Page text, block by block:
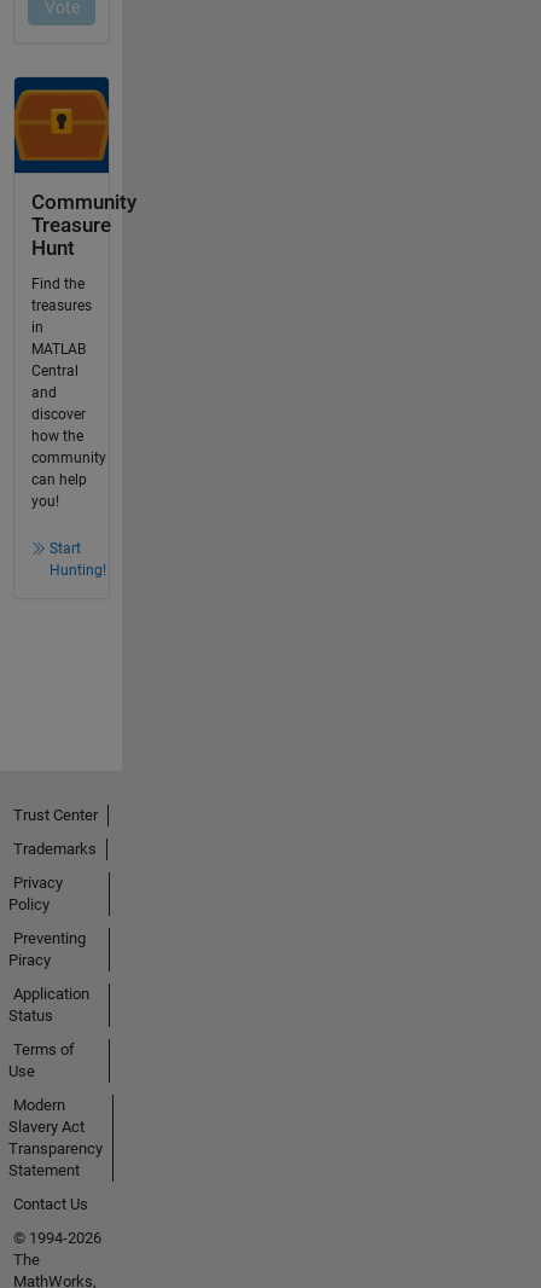
Community
Treasure
Hunt
Find the
treasures
in
MATLAB
Central
and
discover
how the
community
can help
you!
Start
Hunting!
Trust Center
Trademarks
Privacy
Policy
Preventing
Piracy
Application
Status
Terms of
Use
Modern
Slavery Act
Transparency
Statement
Contact Us
© 1994-2026
The
MathWorks,